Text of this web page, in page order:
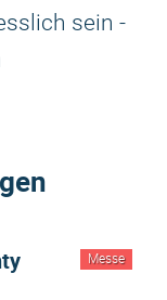
sein -
Messe